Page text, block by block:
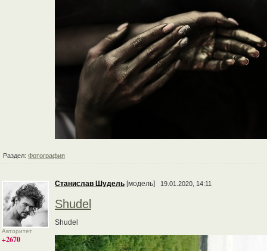
Раздел: Фотография
Авторитет
+2670
Станислав Шудель [модель] 19.01.2020, 14:11
Shudel
Shudel